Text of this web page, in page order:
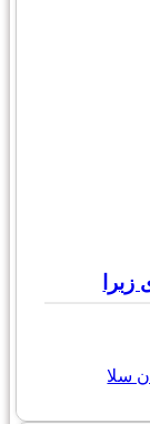
سلا